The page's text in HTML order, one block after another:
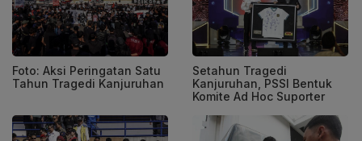
Foto: Aksi Peringatan Satu
Tahun Tragedi Kanjuruhan
Setahun Tragedi
Kanjuruhan, PSSI Bentuk
Komite Ad Hoc Suporter